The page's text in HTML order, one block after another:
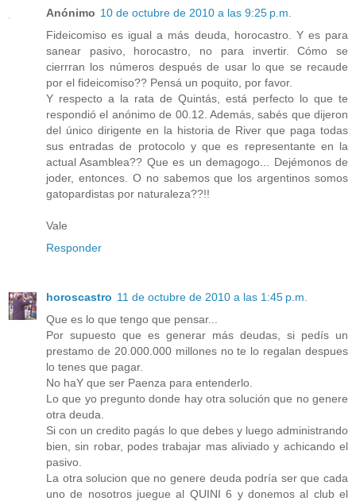
Anónimo 10 de octubre de 2010 a las 9:25 p.m.
Fideicomiso es igual a más deuda, horocastro. Y es para
sanear pasivo, horocastro, no para invertir. Cómo se
cierrran los números después de usar lo que se recaude
por el fideicomiso?? Pensá un poquito, por favor.
Y respecto a la rata de Quintás, está perfecto lo que te
respondió el anónimo de 00.12. Además, sabés que dijeron
del único dirigente en la historia de River que paga todas
sus entradas de protocolo y que es representante en la
actual Asamblea?? Que es un demagogo... Dejémonos de
joder, entonces. O no sabemos que los argentinos somos
gatopardistas por naturaleza??!!
Vale
Responder
horoscastro 11 de octubre de 2010 a las 1:45 p.m.
Que es lo que tengo que pensar...
Por supuesto que es generar más deudas, si pedís un
prestamo de 20.000.000 millones no te lo regalan despues
lo tenes que pagar.
No haY que ser Paenza para entenderlo.
Lo que yo pregunto donde hay otra solución que no genere
otra deuda.
Si con un credito pagás lo que debes y luego administrando
bien, sin robar, podes trabajar mas aliviado y achicando el
pasivo.
La otra solucion que no genere deuda podría ser que cada
uno de nosotros juegue al QUINI 6 y donemos al club el